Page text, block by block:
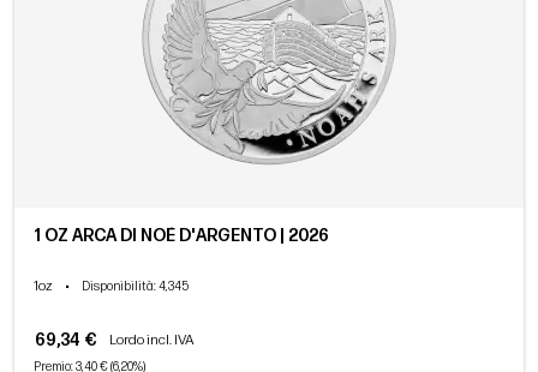
1 OZ ARCA DI NOÈ D'ARGENTO | 2026
1oz • Disponibilità: 4,345
69,34 € Lordo incl. IVA
Premio: 3,40 € (6,20%)